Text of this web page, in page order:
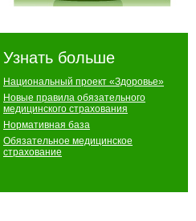
Узнать больше
Национальный проект «Здоровье»
Новые правила обязательного
медицинского страхования
Нормативная база
Обязательное медицинское
страхование